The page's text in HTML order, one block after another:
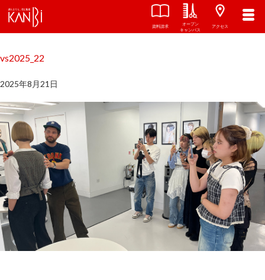
アクセス
オープン
キャンパス
資料請求
関西美容専門学校
vs2025_22
2025年8月21日